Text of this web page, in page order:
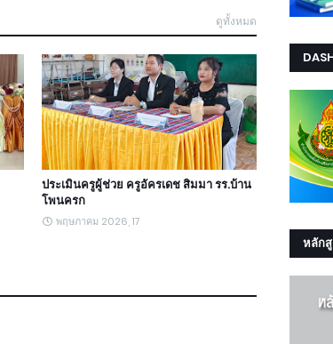
ดูทั้งหมด
ประเมินครูผู้ช่วย ครูอัครเดช สิมมา รร.บ้าน
โพนครก
พฤษภาคม 2026, 17
หลัก